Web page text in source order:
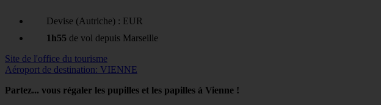
Devise (Autriche) : EUR
1h55 de vol depuis Marseille
Site de l'office du tourisme
Aéroport de destination: VIENNE
Partez... vous régaler les pupilles et les papilles à Vienne !